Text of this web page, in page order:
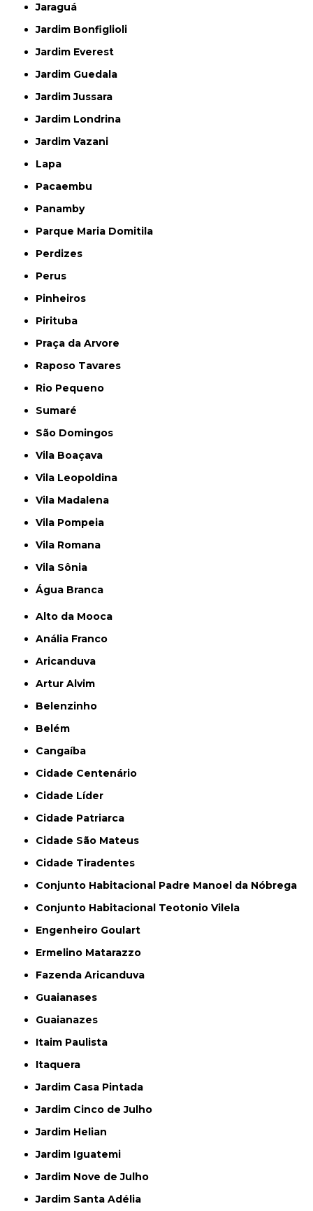
Jaraguá
Jardim Bonfiglioli
Jardim Everest
Jardim Guedala
Jardim Jussara
Jardim Londrina
Jardim Vazani
Lapa
Pacaembu
Panamby
Parque Maria Domitila
Perdizes
Perus
Pinheiros
Pirituba
Praça da Arvore
Raposo Tavares
Rio Pequeno
Sumaré
São Domingos
Vila Boaçava
Vila Leopoldina
Vila Madalena
Vila Pompeia
Vila Romana
Vila Sônia
Água Branca
Alto da Mooca
Anália Franco
Aricanduva
Artur Alvim
Belenzinho
Belém
Cangaíba
Cidade Centenário
Cidade Líder
Cidade Patriarca
Cidade São Mateus
Cidade Tiradentes
Conjunto Habitacional Padre Manoel da Nóbrega
Conjunto Habitacional Teotonio Vilela
Engenheiro Goulart
Ermelino Matarazzo
Fazenda Aricanduva
Guaianases
Guaianazes
Itaim Paulista
Itaquera
Jardim Casa Pintada
Jardim Cinco de Julho
Jardim Helian
Jardim Iguatemi
Jardim Nove de Julho
Jardim Santa Adélia